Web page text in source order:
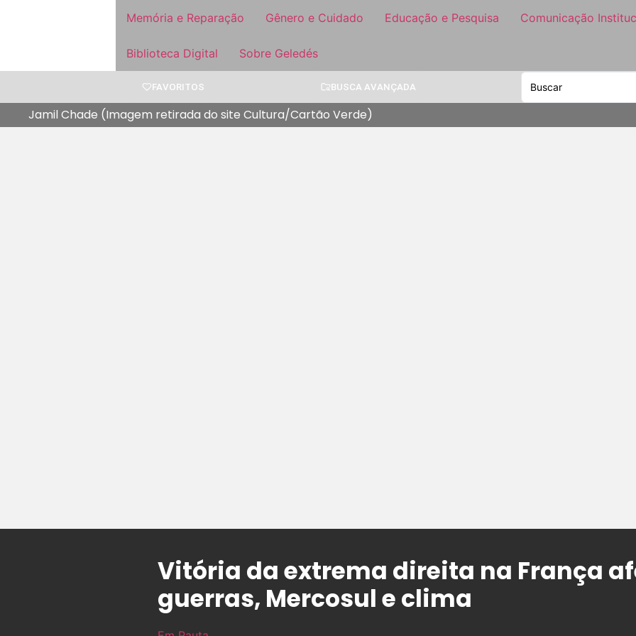
Memória e Reparação Gênero e Cuidado Educação e Pesquisa Comunicação
Biblioteca Digital Sobre Geledés
FAVORITOS BUSCA AVANÇADA
Jamil Chade (Imagem retirada do site Cultura/Cartão Verde)
Vitória da extrema direita na França
guerras, Mercosul e clima